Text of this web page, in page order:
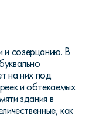
и созерцанию. В
на них под
и обтекаемых
здания в
как